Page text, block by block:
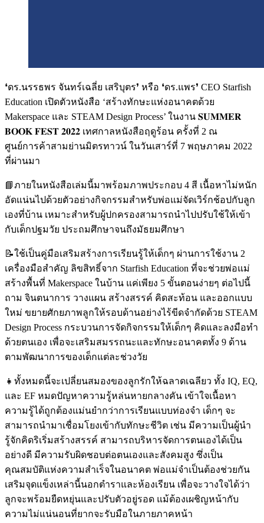
❛ดร.นรรธพร จันทร์เฉลี่ย เสริบุตร❜ หรือ ❛ดร.แพร❜ CEO Starfish
Education เปิดตัวหนังสือ ‘สร้างทักษะแห่งอนาคตด้วย
Makerspace และ STEAM Design Process’ ในงาน 𝐒𝐔𝐌𝐌𝐄𝐑
𝐁𝐎𝐎𝐊 𝐅𝐄𝐒𝐓 𝟐𝟎𝟐𝟐 เทศกาลหนังสือฤดูร้อน ครั้งที่ 2 ณ
ศูนย์การค้าสามย่านมิตรทาวน์ ในวันเสาร์ที่ 7 พฤษภาคม 2022
ที่ผ่านมา
📘ภายในหนังสือเล่มนี้มาพร้อมภาพประกอบ 4 สี เนื้อหาไม่หนัก
อัดแน่นไปด้วยตัวอย่างกิจกรรมสำหรับพ่อแม่จัดเวิร์กช้อปกับลูก
เองที่บ้าน เหมาะสำหรับผู้ปกครองสามารถนำไปปรับใช้ให้เข้า
กับเด็กปฐมวัย ประถมศึกษาจนถึงมัธยมศึกษา
📝ใช้เป็นคู่มือเสริมสร้างการเรียนรู้ให้เด็กๆ ผ่านการใช้งาน 2
เครื่องมือสำคัญ ลิขสิทธิ์จาก Starfish Education ที่จะช่วยพ่อแม่
สร้างพื้นที่ Makerspace ในบ้าน แค่เพียง 5 ขั้นตอนง่ายๆ ต่อไปนี้
ถาม จินตนาการ วางแผน สร้างสรรค์ คิดสะท้อน และออกแบบ
ใหม่ ขยายศักยภาพลูกให้รอบด้านอย่างไร้ขีดจำกัดด้วย STEAM
Design Process กระบวนการจัดกิจกรรมให้เด็กๆ คิดและลงมือทำ
ด้วยตนเอง เพื่อจะเสริมสมรรถนะและทักษะอนาคตทั้ง 9 ด้าน
ตามพัฒนาการของเด็กแต่ละช่วงวัย
👧ทั้งหมดนี้จะเปลี่ยนสมองของลูกรักให้ฉลาดเฉลียว ทั้ง IQ, EQ,
และ EF หมดปัญหาความรู้หล่นหายกลางคัน เข้าใจเนื้อหา
ความรู้ได้ถูกต้องแม่นยำกว่าการเรียนแบบท่องจำ เด็กๆ จะ
สามารถนำมาเชื่อมโยงเข้ากับทักษะชีวิต เช่น มีความเป็นผู้นำ
รู้จักคิดริเริ่มสร้างสรรค์ สามารถบริหารจัดการตนเองได้เป็น
อย่างดี มีความรับผิดชอบต่อตนเองและสังคมสูง ซึ่งเป็น
คุณสมบัติแห่งความสำเร็จในอนาคต พ่อแม่จำเป็นต้องช่วยกัน
เสริมจุดแข็งเหล่านี้นอกตำราและห้องเรียน เพื่อจะวางใจได้ว่า
ลูกจะพร้อมยืดหยุ่นและปรับตัวอยู่รอด แม้ต้องเผชิญหน้ากับ
ความไม่แน่นอนที่ยากจะรับมือในภายภาคหน้า